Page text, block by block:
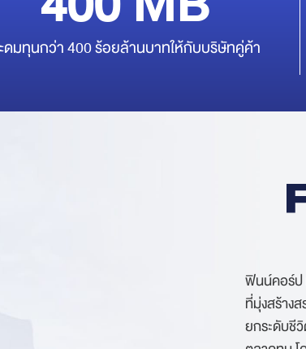
ดมทุนกว่า 400 ร้อยล้านบาทให้กับบริษัทคู่ค้า
ฟินน์คอร์ป
ที่มุ่งสร้าง
ยกระดับชี